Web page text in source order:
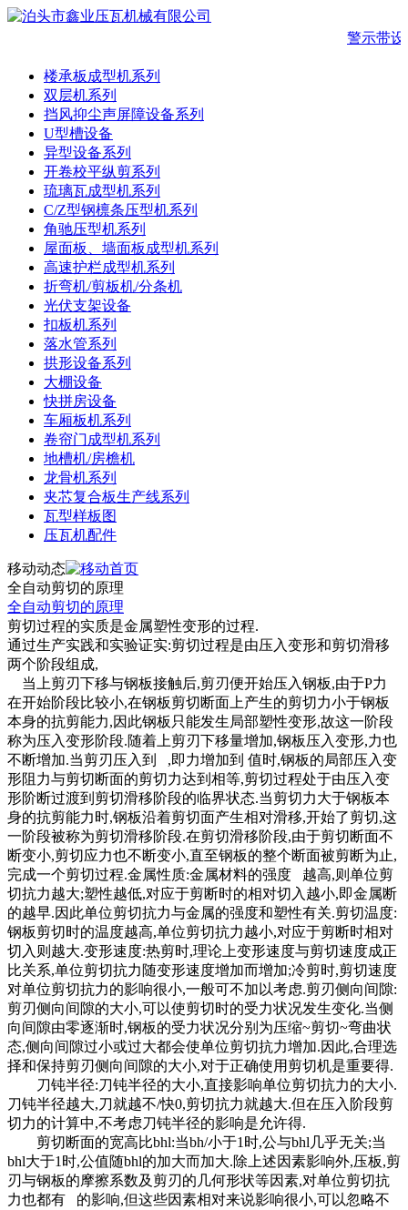
警示带设
楼承板成型机系列
双层机系列
挡风抑尘声屏障设备系列
U型槽设备
异型设备系列
开卷校平纵剪系列
琉璃瓦成型机系列
C/Z型钢檩条压型机系列
角驰压型机系列
屋面板、墙面板成型机系列
高速护栏成型机系列
折弯机/剪板机/分条机
光伏支架设备
扣板机系列
落水管系列
拱形设备系列
大棚设备
快拼房设备
车厢板机系列
卷帘门成型机系列
地槽机/房檐机
龙骨机系列
夹芯复合板生产线系列
瓦型样板图
压瓦机配件
移动动态
全自动剪切的原理
全自动剪切的原理
剪切过程的实质是金属塑性变形的过程.
通过生产实践和实验证实:剪切过程是由压入变形和剪切滑移
两个阶段组成,
当上剪刃下移与钢板接触后,剪刃便开始压入钢板,由于P力
在开始阶段比较小,在钢板剪切断面上产生的剪切力小于钢板
本身的抗剪能力,因此钢板只能发生局部塑性变形,故这一阶段
称为压入变形阶段.随着上剪刃下移量增加,钢板压入变形,力也
不断增加.当剪刃压入到 ,即力增加到 值时,钢板的局部压入变
形阻力与剪切断面的剪切力达到相等,剪切过程处于由压入变
形阶断过渡到剪切滑移阶段的临界状态.当剪切力大于钢板本
身的抗剪能力时,钢板沿着剪切面产生相对滑移,开始了剪切,这
一阶段被称为剪切滑移阶段.在剪切滑移阶段,由于剪切断面不
断变小,剪切应力也不断变小,直至钢板的整个断面被剪断为止,
完成一个剪切过程.金属性质:金属材料的强度 越高,则单位剪
切抗力越大;塑性越低,对应于剪断时的相对切入越小,即金属断
的越早.因此单位剪切抗力与金属的强度和塑性有关.剪切温度:
钢板剪切时的温度越高,单位剪切抗力越小,对应于剪断时相对
切入则越大.变形速度:热剪时,理论上变形速度与剪切速度成正
比关系,单位剪切抗力随变形速度增加而增加;冷剪时,剪切速度
对单位剪切抗力的影响很小,一般可不加以考虑.剪刃侧向间隙:
剪刃侧向间隙的大小,可以使剪切时的受力状况发生变化.当侧
向间隙由零逐渐时,钢板的受力状况分别为压缩~剪切~弯曲状
态,侧向间隙过小或过大都会使单位剪切抗力增加.因此,合理选
择和保持剪刃侧向间隙的大小,对于正确使用剪切机是重要得.
刀钝半径:刀钝半径的大小,直接影响单位剪切抗力的大小.
刀钝半径越大,刀就越不/快0,剪切抗力就越大.但在压入阶段剪
切力的计算中,不考虑刀钝半径的影响是允许得.
剪切断面的宽高比bhl:当bh/小于1时,公与bhl几乎无关;当
bhl大于1时,公值随bhl的加大而加大.除上述因素影响外,压板,剪
刃与钢板的摩擦系数及剪刃的几何形状等因素,对单位剪切抗
力也都有 的影响,但这些因素相对来说影响很小,可以忽略不